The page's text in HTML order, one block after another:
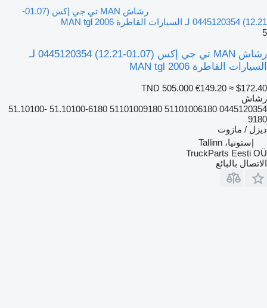
رشاش MAN تي جي إكس (01.07-
12.21) 0445120354 لـ السيارات القاطرة MAN tgl 2006
5
رشاش MAN تي جي إكس (01.07-12.21) 0445120354 لـ
السيارات القاطرة MAN tgl 2006
TND 505.000 €149.20 ≈ $172.40
رشاش
0445120354 51101006180 51101009180 51.10100-6180 51.10100-
9180
ديزل / مازوت
إستونيا، Tallinn
TruckParts Eesti OÜ
الاتصال بالبائع